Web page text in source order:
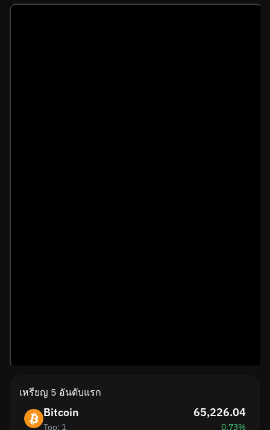
เหรียญ 5 อันดับแรก
Bitcoin
Top: 1
65,226.04
0.73%